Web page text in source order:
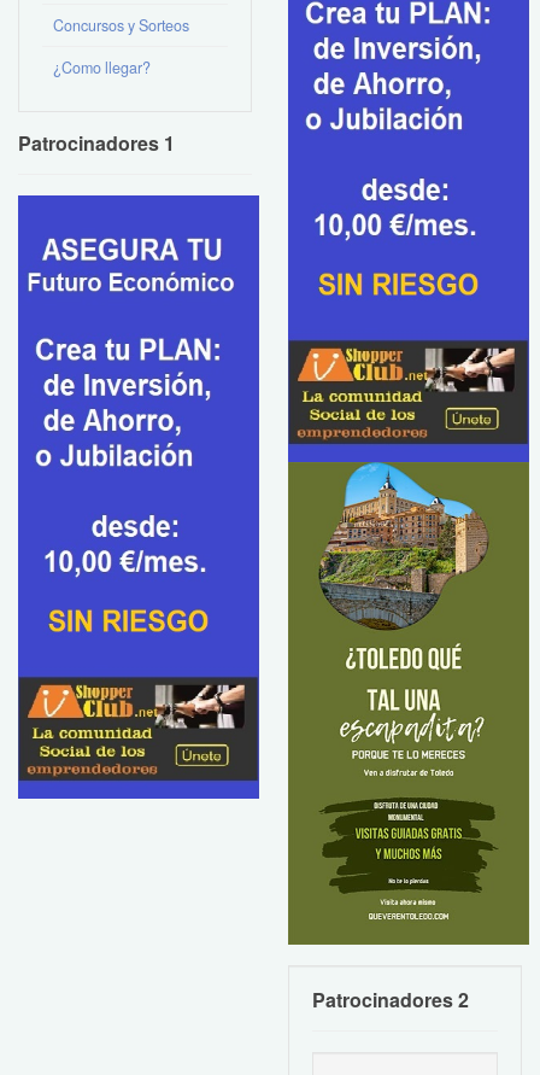
Concursos y Sorteos
¿Como llegar?
Patrocinadores 1
Patrocinadores 2